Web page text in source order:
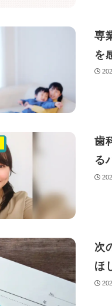
専
を
歯
る
次
ほ